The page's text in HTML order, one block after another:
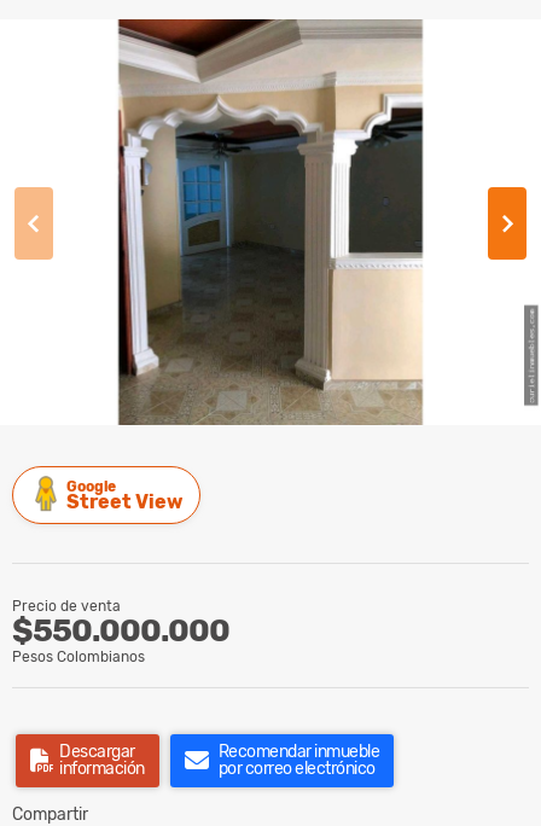
Google
Street View
Precio de venta
$550.000.000
Pesos Colombianos
Descargar
información
Recomendar inmueble
por correo electrónico
Compartir